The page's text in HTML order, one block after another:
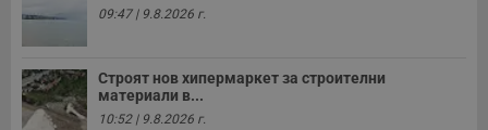
09:47 | 9.8.2026 г.
Строят нов хипермаркет за строителни
материали в...
10:52 | 9.8.2026 г.